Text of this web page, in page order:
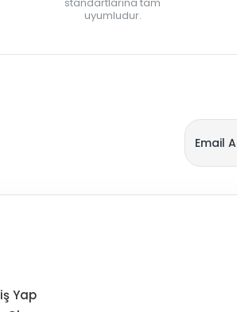
uyumludur.
Yap